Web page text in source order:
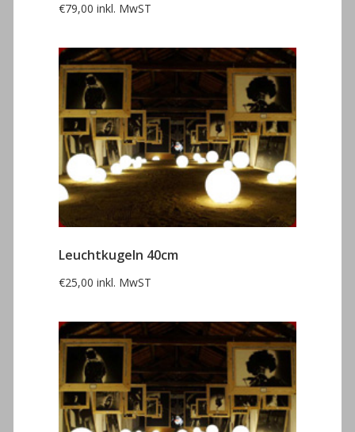
€79,00 inkl. MwST
Leuchtkugeln 40cm
€25,00 inkl. MwST